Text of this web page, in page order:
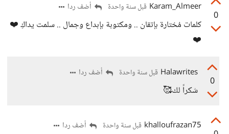
0
Karam_Almeer قبل سنة واحدة أضف ردا
كلمات مُختارة بإتقان .. ومكتوبة بإبداع وجمال .. سلمت يداكِ ❤️
❤️
0
Halawrites قبل سنة واحدة أضف ردا
شكراً لك🥰
khalloufrazan75 قبل سنة واحدة أضف ردا